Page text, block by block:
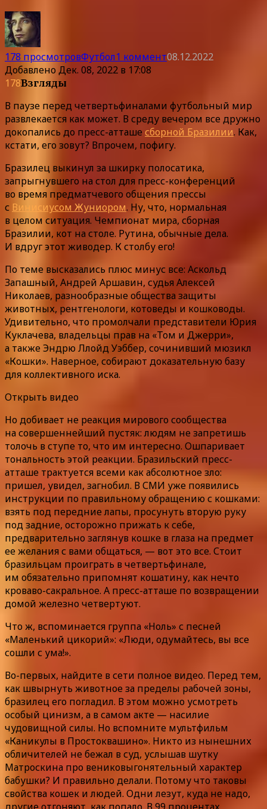
178 просмотровФутбол1 коммент08.12.2022
ДобавленоДек. 08, 2022 в 17:08
178Взгляды
В паузе перед четвертьфиналами футбольный мир
развлекается как может. В среду вечером все дружно
докопались до пресс-атташесборной Бразилии. Как,
кстати, его зовут? Впрочем, пофигу.
Бразилец выкинул за шкирку полосатика,
запрыгнувшего на стол для пресс-конференций
во время предматчевого общения прессы
с Винисиусом Жуниором. Ну, что, нормальная
в целом ситуация. Чемпионат мира, сборная
Бразилии, кот на столе. Рутина, обычные дела.
И вдруг этот живодер. К столбу его!
По теме высказались плюс минус все: Аскольд
Запашный, Андрей Аршавин, судья Алексей
Николаев, разнообразные общества защиты
животных, рентгенологи, котоведы и кошководы.
Удивительно, что промолчали представители Юрия
Куклачева, владельцы прав на «Том и Джерри»,
а также Эндрю Ллойд Уэббер, сочинивший мюзикл
«Кошки». Наверное, собирают доказательную базу
для коллективного иска.
Открыть видео
Но добивает не реакция мирового сообщества
на совершеннейший пустяк: людям не запретишь
толочь в ступе то, что им интересно. Ошпаривает
тональность этой реакции. Бразильский пресс-
атташе трактуется всеми как абсолютное зло:
пришел, увидел, загнобил. В СМИ уже появились
инструкции по правильному обращению с кошками:
взять под передние лапы, просунуть вторую руку
под задние, осторожно прижать к себе,
предварительно заглянув кошке в глаза на предмет
ее желания с вами общаться, — вот это все. Стоит
бразильцам проиграть в четвертьфинале,
им обязательно припомнят кошатину, как нечто
кроваво-сакральное. А пресс-атташе по возвращении
домой железно четвертуют.
Что ж, вспоминается группа «Ноль» с песней
«Маленький цикорий»: «Люди, одумайтесь, вы все
сошли с ума!».
Во-первых, найдите в сети полное видео. Перед тем,
как швырнуть животное за пределы рабочей зоны,
бразилец его погладил. В этом можно усмотреть
особый цинизм, а в самом акте — насилие
чудовищной силы. Но вспомните мультфильм
«Каникулы в Простоквашино». Никто из нынешних
обличителей не бежал в суд, услышав шутку
Матроскина про вениковыгонятельный характер
бабушки? И правильно делали. Потому что таковы
свойства кошек и людей. Одни лезут, куда не надо,